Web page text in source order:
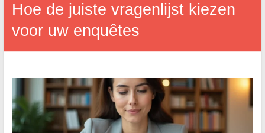
Hoe de juiste vragenlijst kiezen
voor uw enquêtes